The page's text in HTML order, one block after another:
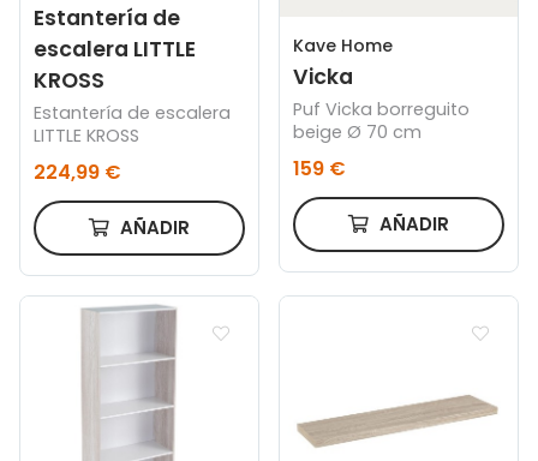
Estantería de
escalera LITTLE
KROSS
Estantería de escalera
LITTLE KROSS
224,99 €
AÑADIR
Kave Home
Vicka
Puf Vicka borreguito
beige Ø 70 cm
159 €
AÑADIR